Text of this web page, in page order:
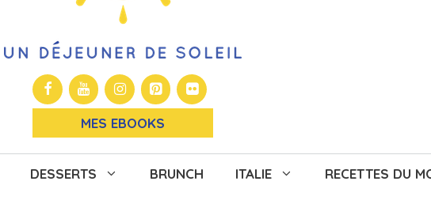
MES EBOOKS
DESSERTS BRUNCH ITALIE RECETTES DU